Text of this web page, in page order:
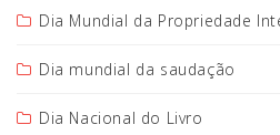
Dia Mundial da Propriedade
Dia mundial da saudação
Dia Nacional do Livro